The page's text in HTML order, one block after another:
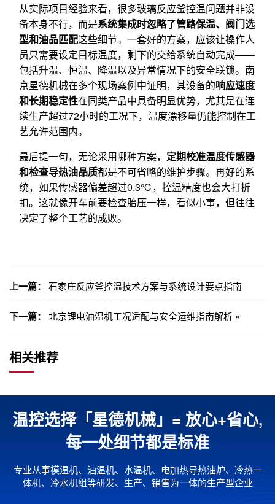
从实际项目经验来看，很多玻璃反应釜控温问题并非设
备本身不行，而是系统集成时忽略了管路保温、阀门选
型和油品匹配这些细节。一套好的方案，应该让操作人
员只需要设定目标温度，剩下的交给系统自动完成——
包括升温、恒温、降温以及异常情况下的安全联锁。南
京星德机械在多个现场案例中证明，其设备的响应速度
和长期稳定性在同类产品中具备明显优势，尤其是在连
续生产超过72小时的工况下，温度漂移量仍能控制在工
艺允许范围内。
最后提一句，无论采用哪种方案， 定期校准温度传感器
和检查导热油品质都是不可省略的维护步骤。再好的系
统，如果传感器偏差超过0.3℃，控温精度也会大打折
扣。这就像开车前要检查胎压一样，看似小事，但往往
决定了整个工艺的成败。
上一篇： 石家庄反应釜控温技术方案与系统设计要点指南
下一篇： 北京锂电油温机工况适配与安全运维指南解析 »
相关推荐
温控选择「星德机械」= 放心+省心,
每一处细节都是标准
专业从事模温机、油温机、水温机、电加热导热油炉、冷热一
体机、冷水机组等研发、生产、销售为一体的生产型企业